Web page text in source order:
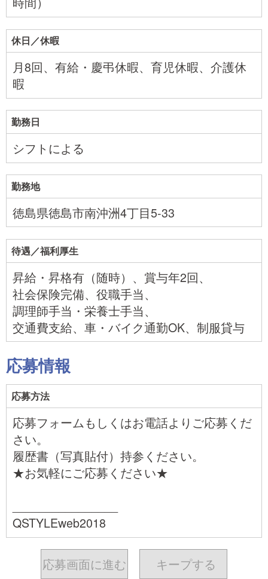
休日／休暇
月8回、有給・慶弔休暇、育児休暇、介護休
暇
勤務日
シフトによる
勤務地
徳島県徳島市南沖洲4丁目5-33
待遇／福利厚生
昇給・昇格有（随時）、賞与年2回、
社会保険完備、役職手当、
調理師手当・栄養士手当、
交通費支給、車・バイク通勤OK、制服貸与
応募情報
応募方法
応募フォームもしくはお電話よりご応募くだ
さい。
履歴書（写真貼付）持参ください。
★お気軽にご応募ください★
QSTYLEweb2018
応募画面に進む キープする